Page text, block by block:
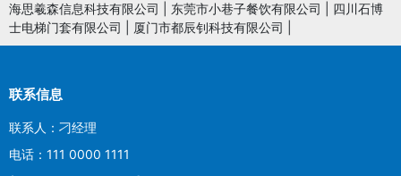
海思羲森信息科技有限公司
东莞市小巷子餐饮有限公司
四川石博
士电梯门套有限公司
厦门市都辰钊科技有限公司
联系信息
联系人：刁经理
电话：111 0000 1111